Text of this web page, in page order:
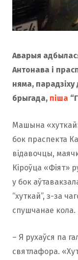
Аварыя
Антонава і
няма,
брыгада, піша
Машына
бок праспекта
відавочцы,
Кіроўца «Фіят»
у бок
“хуткай”, з-за
спушчанае кола.
– Я рухаўся па
святлафора.